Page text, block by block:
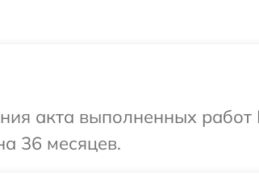
акта выполненных
36 месяцев.